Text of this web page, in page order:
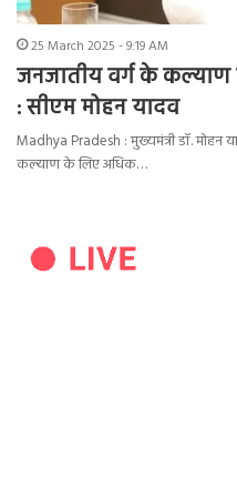
25 March 2025 - 9:19 AM
जनजातीय वर्ग के कल्याण
: सीएम मोहन यादव
Madhya Pradesh : मुख्यमंत्री डॉ. मोहन
कल्याण के लिए अधिक…